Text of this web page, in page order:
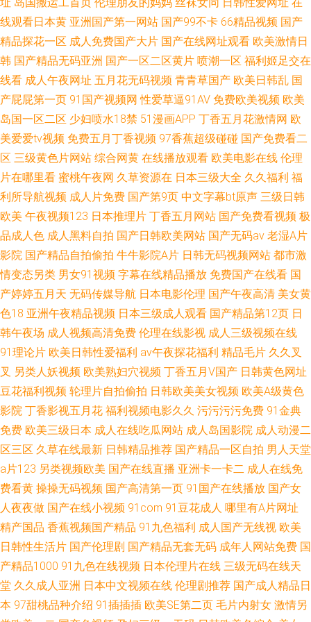
线观看日本黄 亚洲国产第一网站 国产99不卡 66精品视频 国产
精品探花一区 成人免费国产大片 国产在线网址观看 欧美激情日
韩 国产精品无码亚洲 国产一区二区黄片 喷潮一区 福利姬足交在
线看 成人午夜网址 五月花无码视频 青青草国产 欧美日韩乱 国
产屁屁第一页 91国产视频网 性爱草逼91AV 免费欧美视频 欧美
岛国一区二区 少妇喷水18禁 51漫画APP 丁香五月花激情网 欧
美爱爱tv视频 免费五月丁香视频 97香蕉超级碰碰 国产免费看二
区 三级黄色片网站 综合网黄 在线播放观看 欧美电影在线 伦理
片在哪里看 蜜桃午夜网 久草资源在 日本三级大全 久久福利 福
利所导航视频 成人片免费 国产第9页 中文字幕bt原声 三级日韩
欧美 午夜视频123 日本推理片 丁香五月网站 国产免费看视频 极
品成人色 成人黑料自拍 国产日韩欧美网站 国产无码av 老湿A片
影院 国产精品自拍偷拍 牛牛影院A片 日韩无码视频网站 都市激
情变态另类 男女91视频 字幕在线精品播放 免费国产在线看 国
产婷婷五月天 无码传媒导航 日本电影伦理 国产午夜高清 美女黄
色18 亚洲午夜精品视频 日本三级成人观看 国产精品第12页 日
韩午夜场 成人视频高清免费 伦理在线影视 成人三级视频在线
91理论片 欧美日韩性爱福利 av午夜探花福利 精品毛片 久久叉
叉 另类人妖视频 欧美熟妇穴视频 丁香五月V国产 日韩黄色网址
豆花福利视频 轮理片自拍偷拍 日韩欧美美女视频 欧美A级黄色
影院 丁香影视五月花 福利视频电影久久 污污污污免费 91金典
免费 欧美三级日本 成人在线吃瓜网站 成人岛国影院 成人动漫二
区三区 久草在线最新 日韩精品推荐 国产精品一区自拍 男人天堂
a片123 另类视频欧美 国产在线直播 亚洲卡一卡二 成人在线免
费看黄 操操无码视频 国产高清第一页 91国产在线播放 国产女
人夜夜做 国产在线小视频 91com 91豆花成人 哪里有A片网址
精产国品 香蕉视频国产精品 91九色福利 成人国产无线视 欧美
日韩性生活片 国产伦理剧 国产精品无套无码 成年人网站免费 国
产精品1000 91九色在线视频 日本伦理片在线 三级无码在线天
堂 久久成人亚洲 日本中文视频在线 伦理剧推荐 国产成人精品日
本 97甜桃品种介绍 91插插插 欧美SE第二页 毛片内射女 激情另